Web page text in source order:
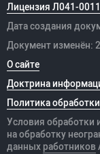
Лицензия Л041-
Дата создания
Документ изменён:
О сайте
Доктрина
Политика
Условия обработки
на обработку
данных работников